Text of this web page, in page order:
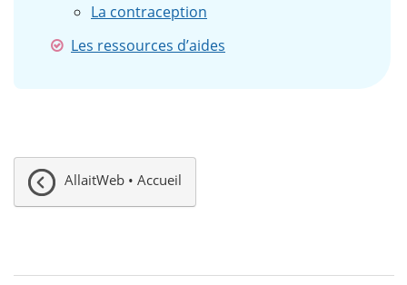
La contraception
Les ressources d’aides
AllaitWeb • Accueil